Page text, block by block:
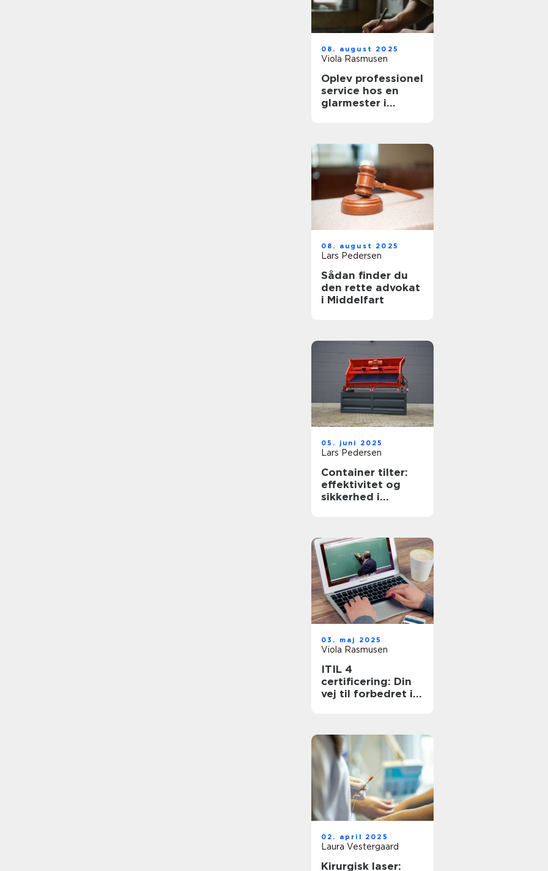
08. august 2025
Viola Rasmusen
Oplev professionel
service hos en
glarmester i
08. august 2025
Lars Pedersen
Sådan finder du
den rette advokat
i Middelfart
05. juni 2025
Lars Pedersen
Container tilter:
effektivitet og
sikkerhed i
03. maj 2025
Viola Rasmusen
ITIL 4
certificering: Din
vej til forbedret it-
02. april 2025
Laura Vestergaard
Kirurgisk laser: